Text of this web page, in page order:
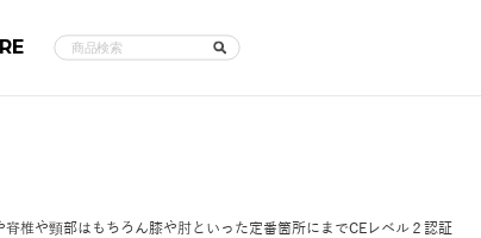
椎や頸部はもちろん膝や肘といった定番箇所にまでCEレベル２認証